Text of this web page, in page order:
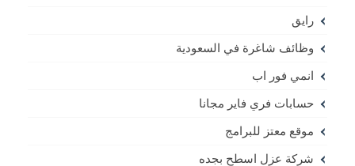
رايق
وظائف شاغرة في السعودية
انمي فور اب
حسابات فري فاير مجانا
موقع معتز للبرامج
شركة عزل اسطح بجده